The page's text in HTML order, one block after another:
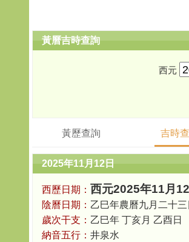
黃曆吉時查詢
西元
黃歷查詢 吉時
2025年11月12日
西歷日期： 西元2025年11月
陰曆日期： 乙巳年農曆九月二十三
歲次干支： 乙巳年 丁亥月 乙酉日
納音五行： 井泉水